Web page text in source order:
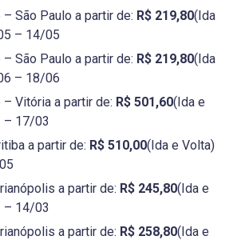
– São Paulo a partir de: R$ 219,80(Ida
– 14/05
– São Paulo a partir de: R$ 219,80(Ida
– 18/06
– Vitória a partir de: R$ 501,60(Ida e
– 17/03
a partir de: R$ 510,00(Ida e Volta)
a partir de: R$ 245,80(Ida e
– 14/03
a partir de: R$ 258,80(Ida e